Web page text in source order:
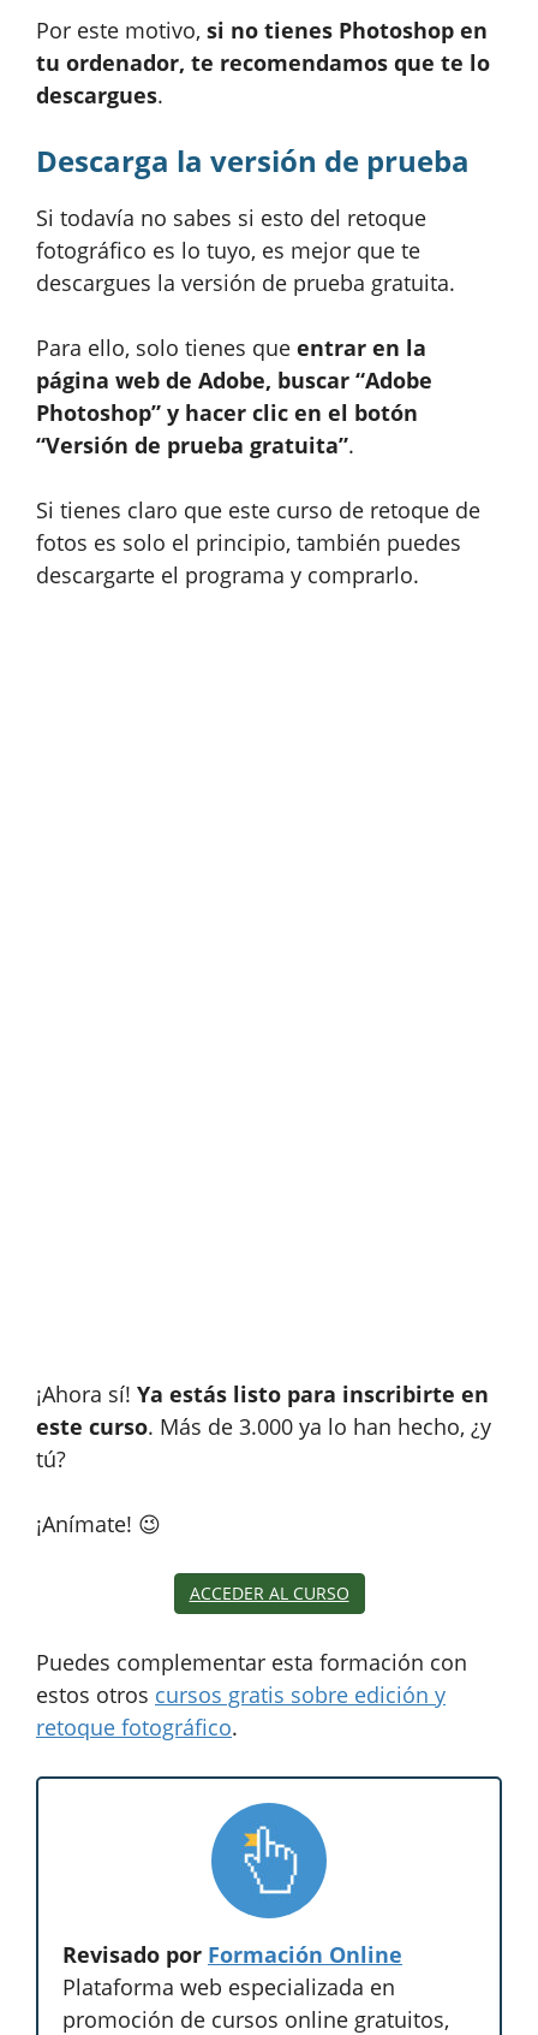
Por este motivo, si no tienes Photoshop en
tu ordenador, te recomendamos que te lo
descargues.
Descarga la versión de prueba
Si todavía no sabes si esto del retoque
fotográfico es lo tuyo, es mejor que te
descargues la versión de prueba gratuita.
Para ello, solo tienes que entrar en la
página web de Adobe, buscar “Adobe
Photoshop” y hacer clic en el botón
“Versión de prueba gratuita”.
Si tienes claro que este curso de retoque de
fotos es solo el principio, también puedes
descargarte el programa y comprarlo.
¡Ahora sí! Ya estás listo para inscribirte en
este curso. Más de 3.000 ya lo han hecho, ¿y
tú?
¡Anímate! 😉
ACCEDER AL CURSO
Puedes complementar esta formación con
estos otros cursos gratis sobre edición y
retoque fotográfico.
Revisado por Formación Online
Plataforma web especializada en
promoción de cursos online gratuitos,